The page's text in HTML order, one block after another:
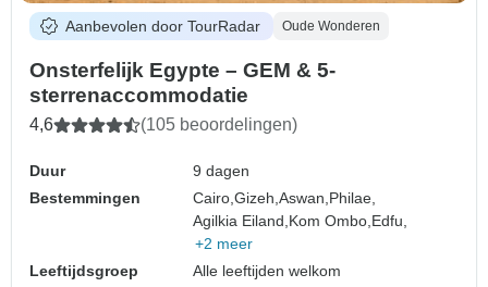
Aanbevolen door TourRadar Oude Wonderen
Onsterfelijk Egypte – GEM & 5-
sterrenaccommodatie
4,6 (105 beoordelingen)
Duur
9 dagen
Bestemmingen
Cairo,Gizeh,Aswan, Philae,
Agilkia Eiland, Kom Ombo, Edfu,
+2 meer
Leeftijdsgroep
Alle leeftijden welkom